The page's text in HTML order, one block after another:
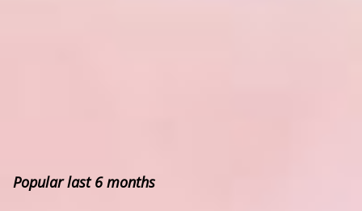
Popular last 6 months